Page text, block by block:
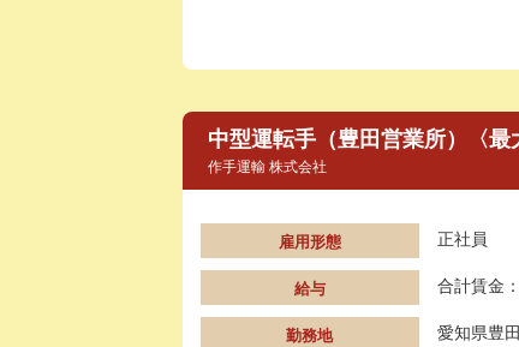
中型運転手（豊田営業所）〈最
作手運輸 株式会社
雇用形態 正社員
給与 合計賃金
勤務地 愛知県豊